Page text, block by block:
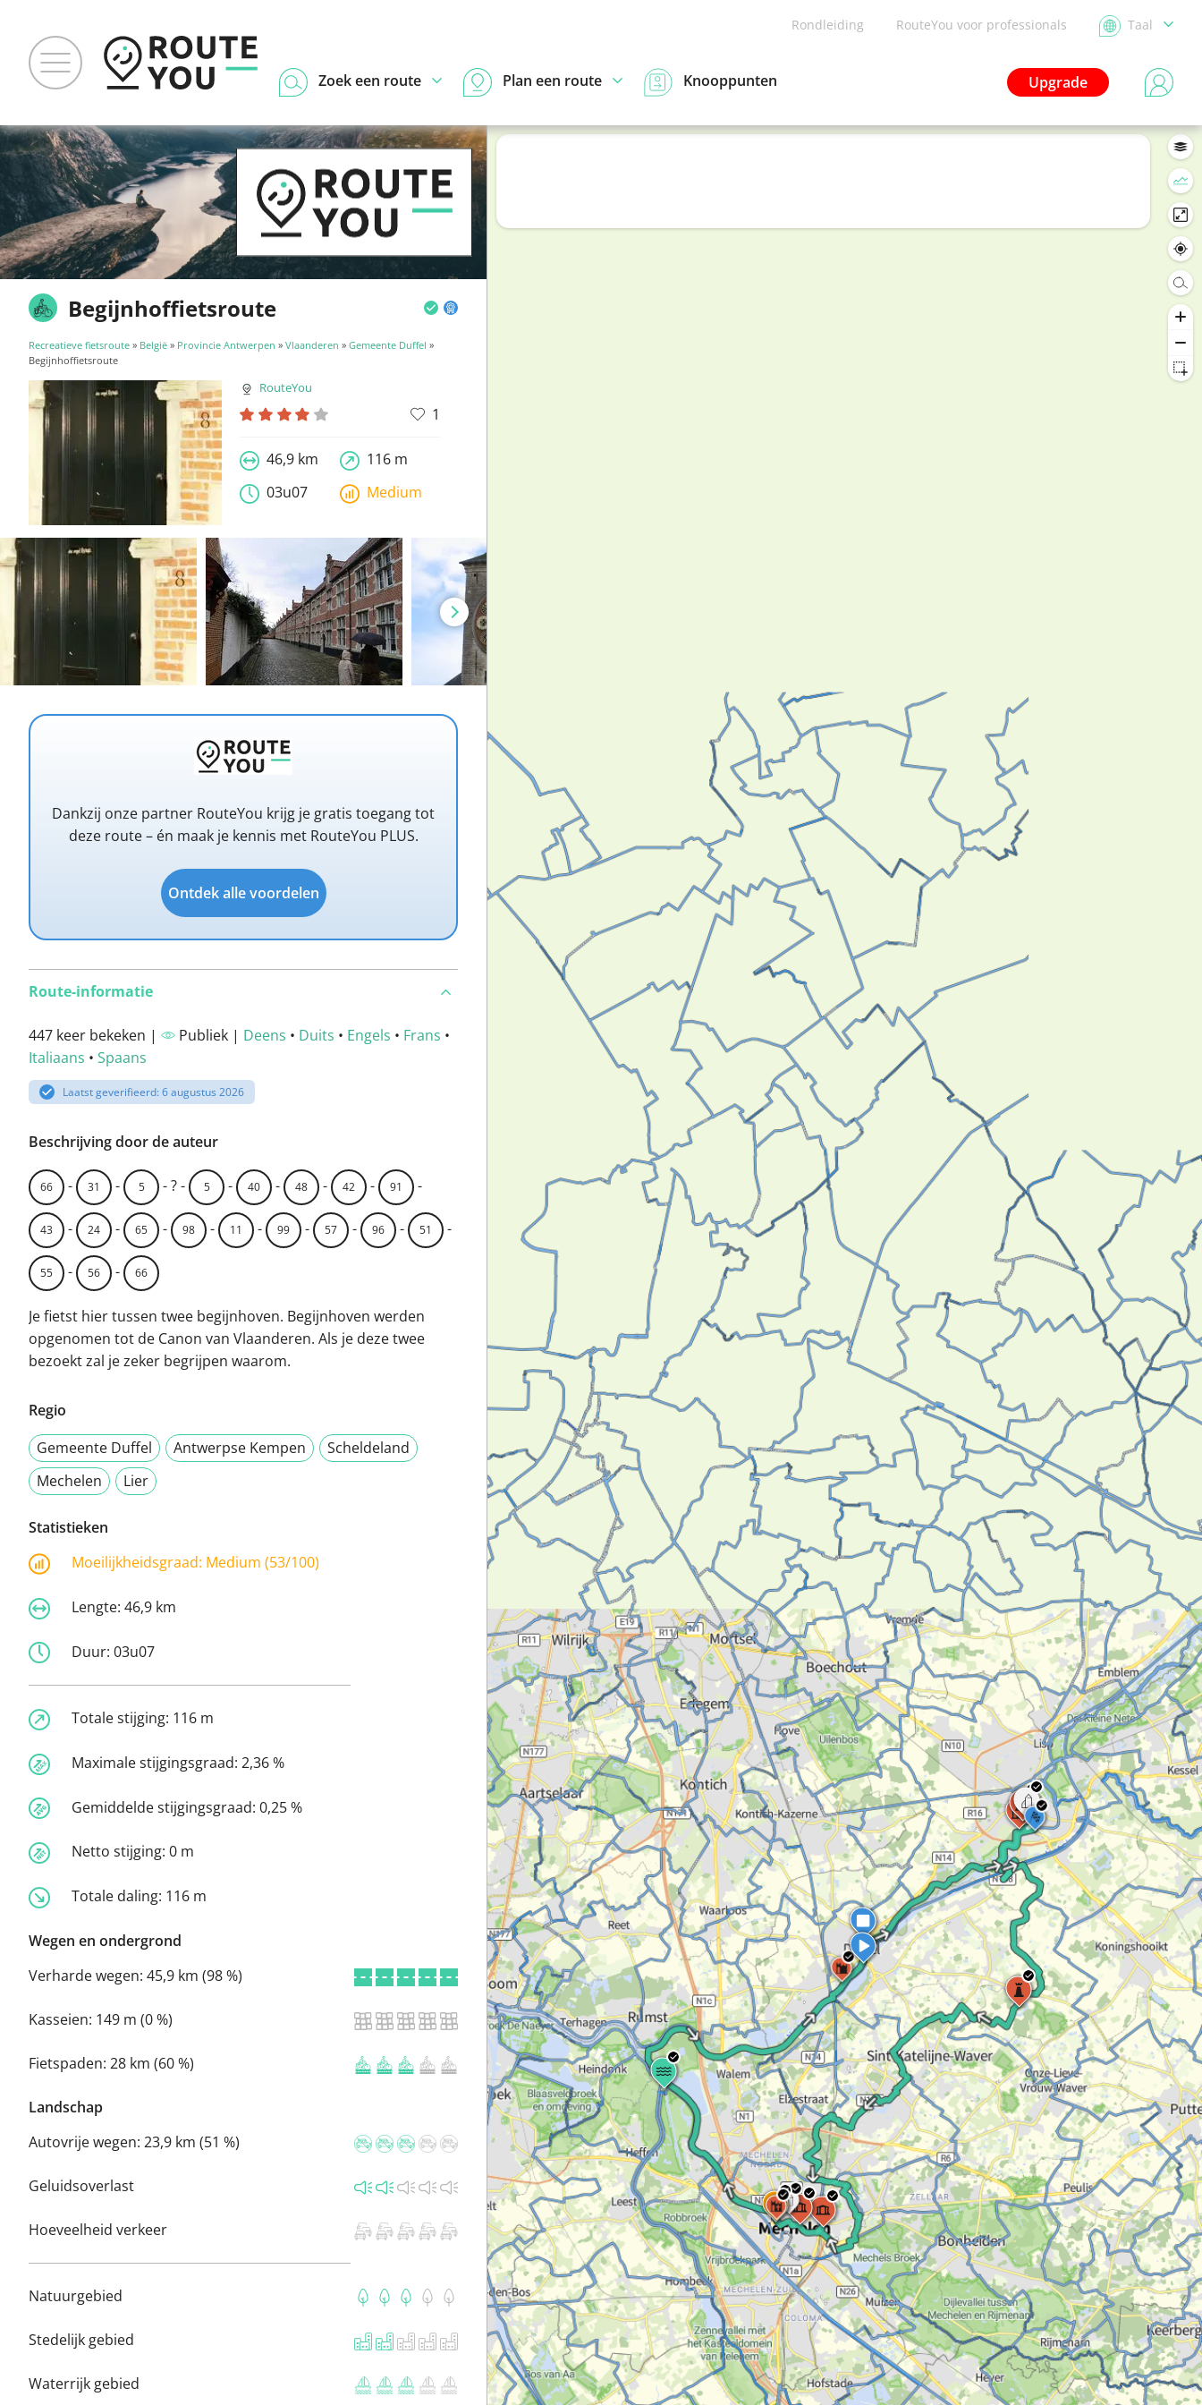
Rondleiding RouteYou voor professionals Taal
Upgrade
Zoek een route Plan een route Knooppunten
Begijnhoffietsroute
Recreatieve fietsroute » België » Provincie Antwerpen » Vlaanderen » Gemeente Duffel »
Begijnhoffietsroute
RouteYou
1
46,9 km
116 m
03u07
Medium
Dankzij onze partner RouteYou krijg je gratis toegang tot
deze route – én maak je kennis met RouteYou PLUS.
Ontdek alle voordelen
Route-informatie
447 keer bekeken | Publiek | Deens • Duits • Engels • Frans •
Italiaans • Spaans
Laatst geverifieerd: 6 augustus 2026
Beschrijving door de auteur
66 - 31 - 5 - ? - 5 - 40 - 48 - 42 - 91 -
43 - 24 - 65 - 98 - 11 - 99 - 57 - 96 - 51 -
55 - 56 - 66
Je fietst hier tussen twee begijnhoven. Begijnhoven werden
opgenomen tot de Canon van Vlaanderen. Als je deze twee
bezoekt zal je zeker begrijpen waarom.
Regio
Gemeente Duffel
Antwerpse Kempen
Scheldeland
Mechelen
Lier
Statistieken
Moeilijkheidsgraad: Medium (53/100)
Lengte: 46,9 km
Duur: 03u07
Totale stijging: 116 m
Maximale stijgingsgraad: 2,36 %
Gemiddelde stijgingsgraad: 0,25 %
Netto stijging: 0 m
Totale daling: 116 m
Wegen en ondergrond
Verharde wegen: 45,9 km (98 %)
Kasseien: 149 m (0 %)
Fietspaden: 28 km (60 %)
Landschap
Autovrije wegen: 23,9 km (51 %)
Geluidsoverlast
Hoeveelheid verkeer
Natuurgebied
Stedelijk gebied
Waterrijk gebied